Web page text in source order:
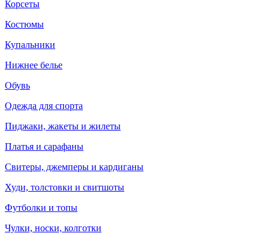
Корсеты
Костюмы
Купальники
Нижнее белье
Обувь
Одежда для спорта
Пиджаки, жакеты и жилеты
Платья и сарафаны
Свитеры, джемперы и кардиганы
Худи, толстовки и свитшоты
Футболки и топы
Чулки, носки, колготки